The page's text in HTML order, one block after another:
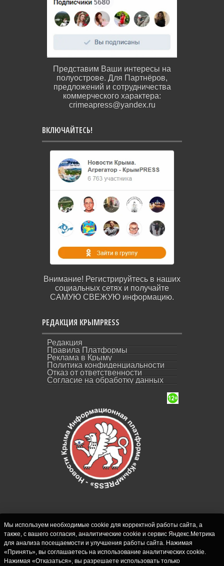
Представим Ваши интересы на
полуострове. Для Партнёров,
предложений и сотрудничества
коммерческого характера:
crimeapress@yandex.ru
ВКЛЮЧАЙТЕСЬ!
Внимание! Регистрируйтесь в наших
социальных сетях и получайте
САМУЮ СВЕЖУЮ информацию.
РЕДАКЦИЯ КРЫМPRESS
Редакция
Правила Платформы
Реклама в Крыму
Политика конфиденциальности
Отказ от ответственности
Согласие на обработку данных
СИ "Новости Крыма - КрымPRESS".
Свидетельство о регистрации СМИ ЭЛ № ФС
77-62916 выдано Федеральной службой по
Мы используем необходимые cookie для корректной работы сайта, а
также, с вашего согласия, аналитические cookie и сервис Яндекс.Метрика
для анализа посещаемости и улучшения работы сайта. Нажимая
«Принять», вы соглашаетесь на использование аналитических cookie.
Нажимая «Отказаться», вы разрешаете использовать только